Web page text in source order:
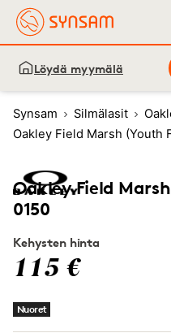
Löydä myymälä
Synsam Silmälasit
Oakley Field Marsh (Youth
Oakley Field
0150
Kehysten hinta
115 €
Nuoret